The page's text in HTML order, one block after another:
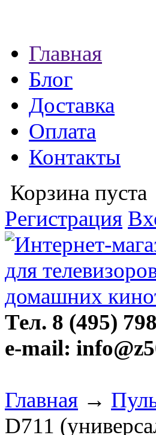
Главная
Блог
Доставка
Оплата
Контакты
Корзина пуста
Регистрация
Тел. 8 (495)
e-mail:
Главная →
D711